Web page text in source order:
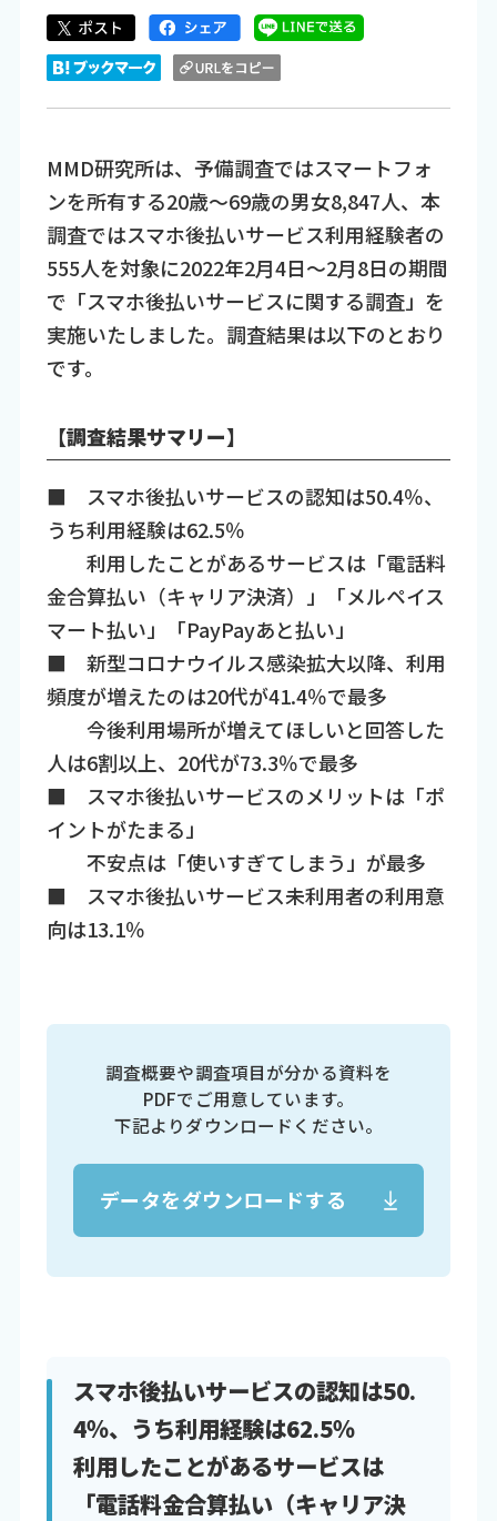
MMD研究所は、予備調査ではスマートフォ
ンを所有する20歳～69歳の男女8,847人、本
調査ではスマホ後払いサービス利用経験者の
555人を対象に2022年2月4日～2月8日の期間
で「スマホ後払いサービスに関する調査」を
実施いたしました。調査結果は以下のとおり
です。
【調査結果サマリー】
■ スマホ後払いサービスの認知は50.4％、
うち利用経験は62.5％
利用したことがあるサービスは「電話料
金合算払い（キャリア決済）」「メルペイス
マート払い」「PayPayあと払い」
■ 新型コロナウイルス感染拡大以降、利用
頻度が増えたのは20代が41.4％で最多
今後利用場所が増えてほしいと回答した
人は6割以上、20代が73.3％で最多
■ スマホ後払いサービスのメリットは「ポ
イントがたまる」
不安点は「使いすぎてしまう」が最多
■ スマホ後払いサービス未利用者の利用意
向は13.1％
調査概要や調査項目が分かる資料を
PDFでご用意しています。
下記よりダウンロードください。
データをダウンロードする
スマホ後払いサービスの認知は50.
4％、うち利用経験は62.5％
利用したことがあるサービスは
「電話料金合算払い（キャリア決